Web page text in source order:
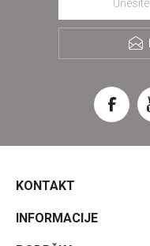
KONTAKT
INFORMACIJE